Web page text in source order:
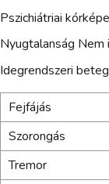
Pszichiátriai
Nyugtalanság Nem
Idegrendszeri
Fejfájás
Szorongás
Tremor